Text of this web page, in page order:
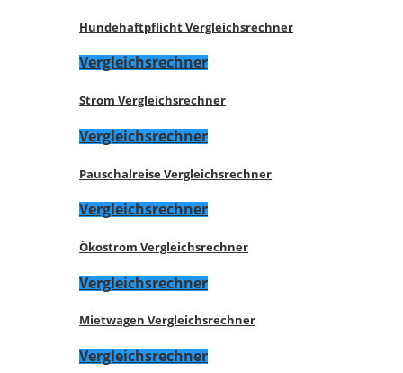
Hundehaftpflicht Vergleichsrechner
Vergleichsrechner
Strom Vergleichsrechner
Vergleichsrechner
Pauschalreise Vergleichsrechner
Vergleichsrechner
Ökostrom Vergleichsrechner
Vergleichsrechner
Mietwagen Vergleichsrechner
Vergleichsrechner